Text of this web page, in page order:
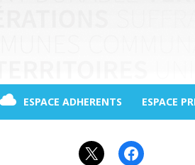
ESPACE ADHERENTS ESPACE
X Facebook